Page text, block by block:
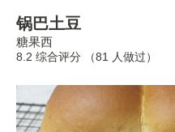
锅巴土豆
糖果西
8.2 综合评分 （81 人做过）